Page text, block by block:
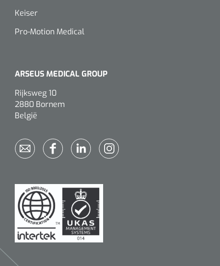
Keiser
Pro-Motion Medical
ARSEUS MEDICAL GROUP
Rijksweg 10
2880 Bornem
België